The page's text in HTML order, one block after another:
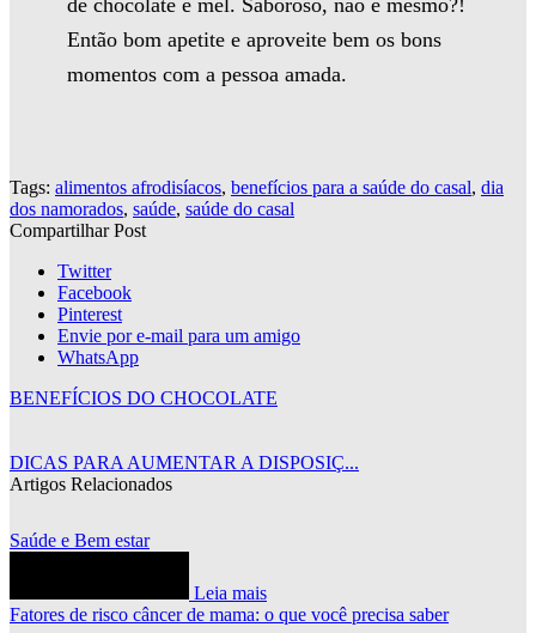
Então bom apetite e aproveite bem os bons
momentos com a pessoa amada.
Tags: alimentos afrodisíacos, benefícios para a saúde do casal, dia
dos namorados, saúde, saúde do casal
Compartilhar Post
Twitter
Facebook
Pinterest
Envie por e-mail para um amigo
WhatsApp
BENEFÍCIOS DO CHOCOLATE
DICAS PARA AUMENTAR A DISPOSIÇ...
Artigos Relacionados
Saúde e Bem estar
Leia mais
Fatores de risco câncer de mama: o que você precisa saber